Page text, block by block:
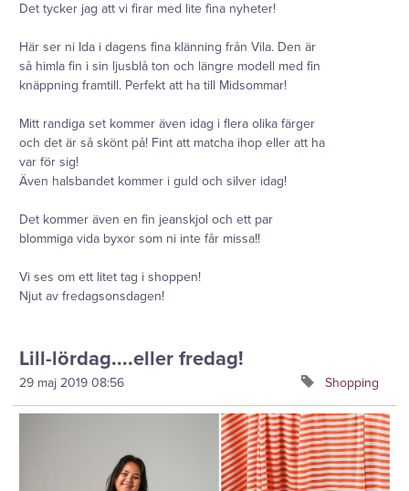
Det tycker jag att vi firar med lite fina nyheter!
Här ser ni Ida i dagens fina klänning från Vila. Den är
så himla fin i sin ljusblå ton och längre modell med fin
knäppning framtill. Perfekt att ha till Midsommar!
Mitt randiga set kommer även idag i flera olika färger
och det är så skönt på! Fint att matcha ihop eller att ha
var för sig!
Även halsbandet kommer i guld och silver idag!
Det kommer även en fin jeanskjol och ett par
blommiga vida byxor som ni inte får missa!!
Vi ses om ett litet tag i shoppen!
Njut av fredagsonsdagen!
Lill-lördag....eller fredag!
29 maj 2019 08:56 Shopping